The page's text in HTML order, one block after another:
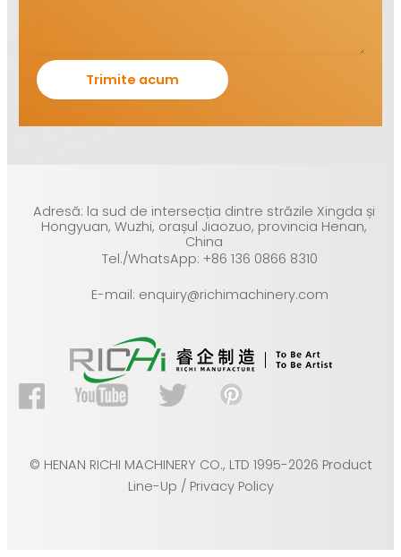
Adresă: la sud de intersecția dintre străzile Xingda și
Hongyuan, Wuzhi, orașul Jiaozuo, provincia Henan,
China
Tel./WhatsApp: +86 136 0866 8310
E-mail: enquiry@richimachinery.com
© HENAN RICHI MACHINERY CO., LTD 1995-2026 Product
Line-Up / Privacy Policy